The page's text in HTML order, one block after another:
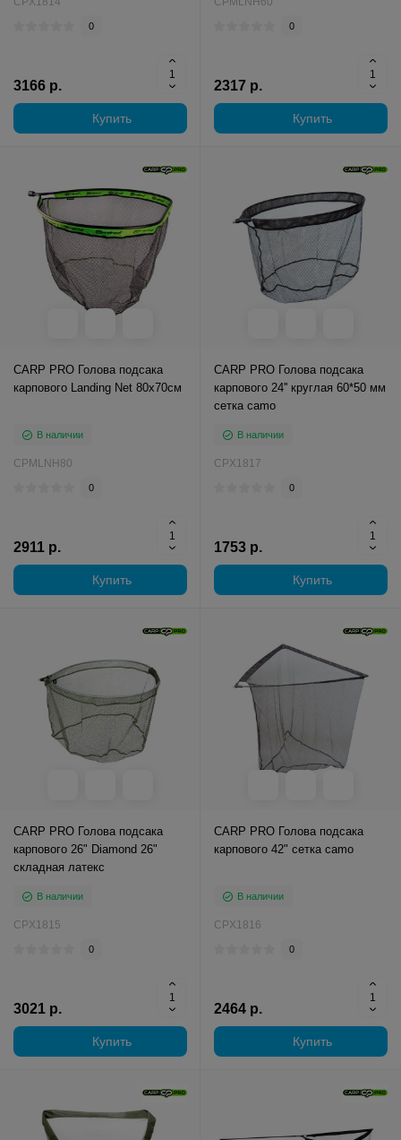
0
3166 р.
Купить
0
2317 р.
Купить
CARP PRO Голова подсакa
карпового Landing Net 80х70см
В наличии
CPMLNH80
0
2911 р.
Купить
CARP PRO Голова подсака
карпового 24'' круглая 60*50 мм
сетка camo
В наличии
CPX1817
0
1753 р.
Купить
CARP PRO Голова подсака
карпового 26" Diamond 26"
складная латекс
В наличии
CPX1815
0
3021 р.
Купить
CARP PRO Голова подсака
карпового 42" сетка camo
В наличии
CPX1816
0
2464 р.
Купить